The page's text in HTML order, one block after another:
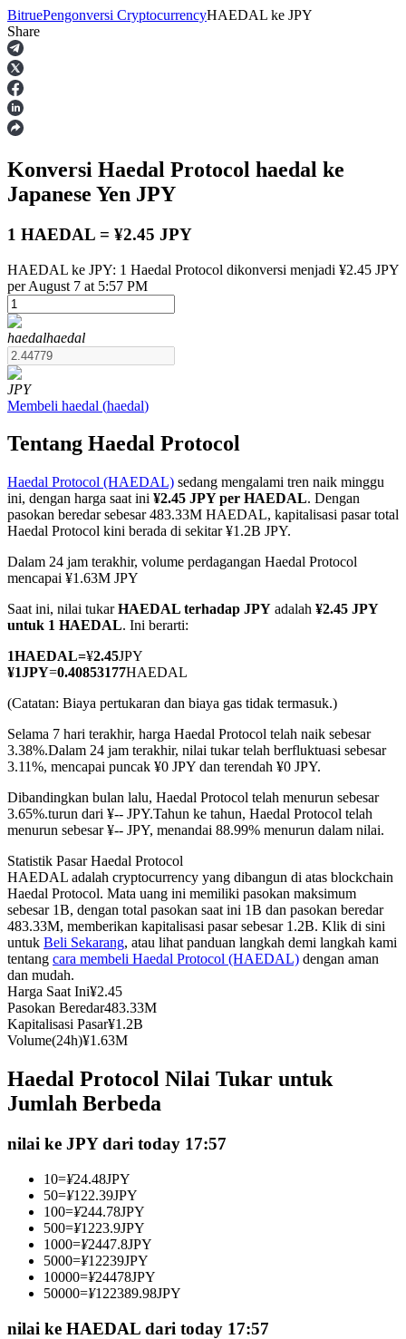
Berjangka
USDT Berjangka
COIN-M Berjangka
Mata Uang Kripto Berjangka
TradFi
Derivatif saham, forex, logam mulia, dan komoditas
USDC Berjangka
Kontrak berjangka menggunakan USDC sebagai jaminannya
Copy Trading
Bergabunglah dengan pedagang top
Menjadi Pedagang Salinan
Nikmati pembagian keuntungan dan komisi copy trading
BitruePengonversi CryptocurrencyHAEDAL ke JPY
Share
Konversi Haedal Protocol haedal ke
Japanese Yen JPY
1 HAEDAL = ¥2.45 JPY
HAEDAL ke JPY: 1 Haedal Protocol dikonversi menjadi ¥2.45 JPY
per August 7 at 5:57 PM
haedalhaedal
JPY
Membeli haedal (haedal)
Tentang Haedal Protocol
Haedal Protocol (HAEDAL) sedang mengalami tren naik minggu
ini, dengan harga saat ini ¥2.45 JPY per HAEDAL. Dengan
pasokan beredar sebesar 483.33M HAEDAL, kapitalisasi pasar total
Haedal Protocol kini berada di sekitar ¥1.2B JPY.
Dalam 24 jam terakhir, volume perdagangan Haedal Protocol
mencapai ¥1.63M JPY
Saat ini, nilai tukarHAEDAL terhadap JPY adalah ¥2.45 JPY
untuk 1 HAEDAL. Ini berarti:
1HAEDAL=¥2.45JPY
¥1JPY=0.40853177HAEDAL
(Catatan: Biaya pertukaran dan biaya gas tidak termasuk.)
Selama 7 hari terakhir, harga Haedal Protocol telah naik sebesar
3.38%.Dalam 24 jam terakhir, nilai tukar telah berfluktuasi sebesar
3.11%, mencapai puncak ¥0 JPY dan terendah ¥0 JPY.
Dibandingkan bulan lalu, Haedal Protocol telah menurun sebesar
3.65%.turun dari ¥-- JPY.Tahun ke tahun, Haedal Protocol telah
menurun sebesar ¥-- JPY, menandai 88.99% menurun dalam nilai.
Statistik Pasar Haedal Protocol
HAEDAL adalah cryptocurrency yang dibangun di atas blockchain
Haedal Protocol. Mata uang ini memiliki pasokan maksimum
sebesar 1B, dengan total pasokan saat ini 1B dan pasokan beredar
483.33M, memberikan kapitalisasi pasar sebesar 1.2B. Klik di sini
untuk Beli Sekarang, atau lihat panduan langkah demi langkah kami
tentang cara membeli Haedal Protocol (HAEDAL) dengan aman
dan mudah.
Harga Saat Ini¥2.45
Pasokan Beredar483.33M
Kapitalisasi Pasar¥1.2B
Volume(24h)¥1.63M
Haedal Protocol Nilai Tukar untuk
Jumlah Berbeda
nilai ke JPY dari today 17:57
10=¥24.48JPY
50=¥122.39JPY
100=¥244.78JPY
500=¥1223.9JPY
1000=¥2447.8JPY
5000=¥12239JPY
10000=¥24478JPY
50000=¥122389.98JPY
nilai ke HAEDAL dari today 17:57